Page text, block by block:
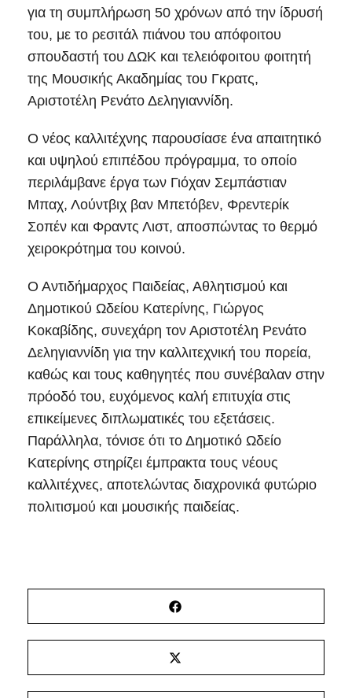
για τη συμπλήρωση 50 χρόνων από την ίδρυσή
του, με το ρεσιτάλ πιάνου του απόφοιτου
σπουδαστή του ΔΩΚ και τελειόφοιτου φοιτητή
της Μουσικής Ακαδημίας του Γκρατς,
Αριστοτέλη Ρενάτο Δεληγιαννίδη.
Ο νέος καλλιτέχνης παρουσίασε ένα απαιτητικό
και υψηλού επιπέδου πρόγραμμα, το οποίο
περιλάμβανε έργα των Γιόχαν Σεμπάστιαν
Μπαχ, Λούντβιχ βαν Μπετόβεν, Φρεντερίκ
Σοπέν και Φραντς Λιστ, αποσπώντας το θερμό
χειροκρότημα του κοινού.
Ο Αντιδήμαρχος Παιδείας, Αθλητισμού και
Δημοτικού Ωδείου Κατερίνης, Γιώργος
Κοκαβίδης, συνεχάρη τον Αριστοτέλη Ρενάτο
Δεληγιαννίδη για την καλλιτεχνική του πορεία,
καθώς και τους καθηγητές που συνέβαλαν στην
πρόοδό του, ευχόμενος καλή επιτυχία στις
επικείμενες διπλωματικές του εξετάσεις.
Παράλληλα, τόνισε ότι το Δημοτικό Ωδείο
Κατερίνης στηρίζει έμπρακτα τους νέους
καλλιτέχνες, αποτελώντας διαχρονικά φυτώριο
πολιτισμού και μουσικής παιδείας.